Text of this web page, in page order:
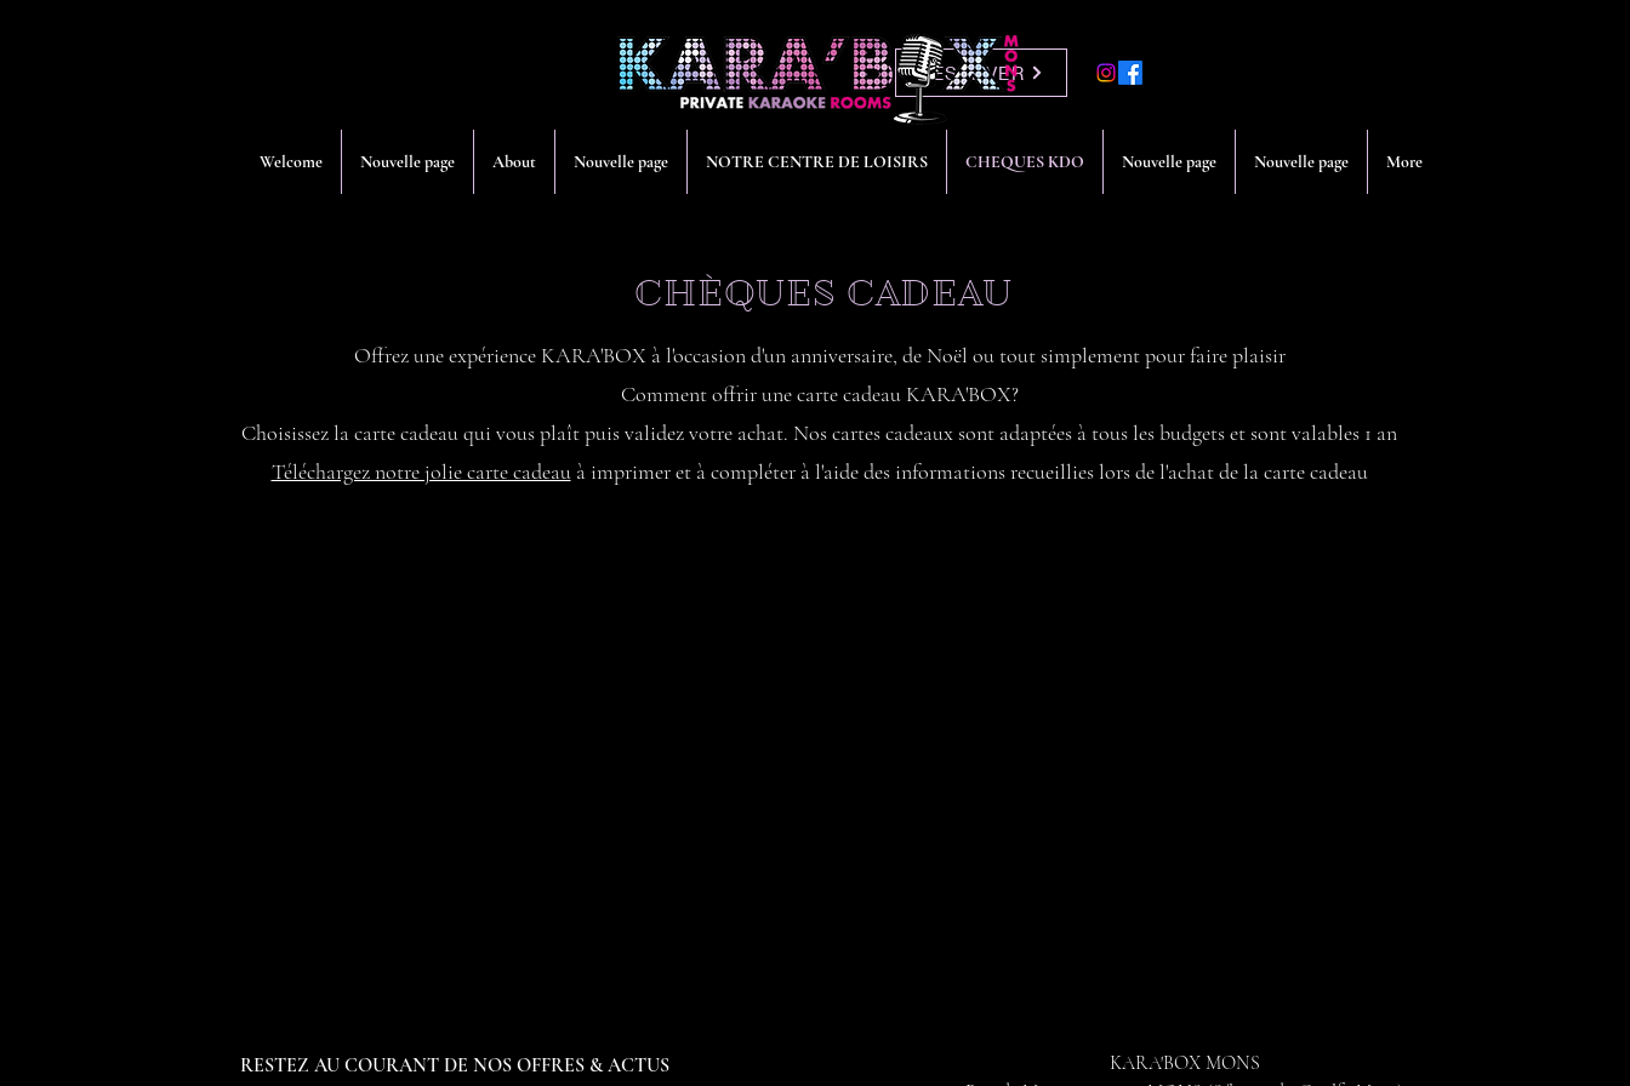
RÉSERVER
Welcome Nouvelle page About Nouvelle page NOTRE CENTRE DE LOISIRS CHEQUES KDO Nouvelle page Nouvelle page More
CHÈQUES CADEAU
Offrez une expérience KARA'BOX à l'occasion d'un anniversaire, de Noël ou tout simplement pour faire plaisir
Comment offrir une carte cadeau KARA'BOX?
Choisissez la carte cadeau qui vous plaît puis validez votre achat. Nos cartes cadeaux sont adaptées à tous les budgets et sont valables 1 an
Téléchargez notre jolie carte cadeauà imprimer et à compléter à l'aide des informations recueillies lors de l'achat de la carte cadeau
RESTEZ AU COURANT DE NOS OFFRES & ACTUS
KARA'BOX MONS